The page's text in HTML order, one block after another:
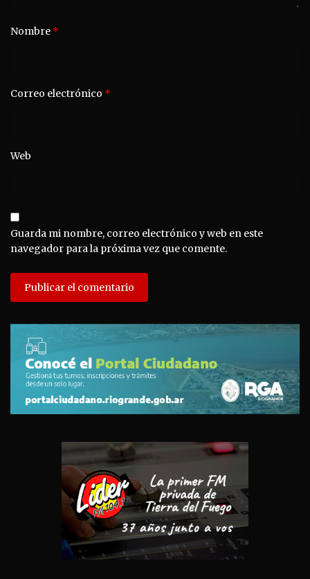
Nombre *
Correo electrónico *
Web
Guarda mi nombre, correo electrónico y web en este
navegador para la próxima vez que comente.